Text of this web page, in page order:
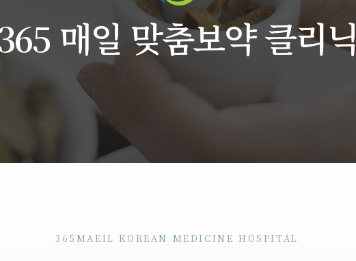
매일 맞춤보약 클리닉
365MAEIL KOREAN MEDICINE HOSPITAL